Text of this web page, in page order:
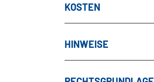
KOSTEN
HINWEISE